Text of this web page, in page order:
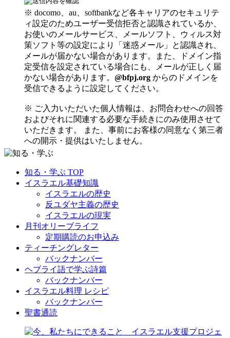
※ docomo、au、softbankなど各キャリアのセキュリテ
ィ設定のためユーザー受信拒否と認識されているか、
お使いのメールサービス、メールソフト、ウィルス対
策ソフト等の設定により「迷惑メール」と認識され、
メールが届かない場合があります。また、ドメイン指
定受信を設定されている場合にも、メールが正しく届
かない場合があります。 @bfpj.org からのドメインを
受信できるように設定してください。
※ ご入力いただいた個人情報は、お問合わせへの回答
およびそれに関連する必要な手続きにのみ使用させて
いただきます。 また、事前にお客様の同意なく第三者
への開示・提供はいたしません。
知る・学ぶ TOP
イスラエル基礎知識
イスラエルの歴史
反ユダヤ主義の歴史
イスラエルの現実
月刊オリーブライフ
定期購読のお申込み
ティーチングレター
バックナンバー
ヘブライ語で学ぶ詩篇
バックナンバー
イスラエル料理 レシピ
バックナンバー
聖書通読